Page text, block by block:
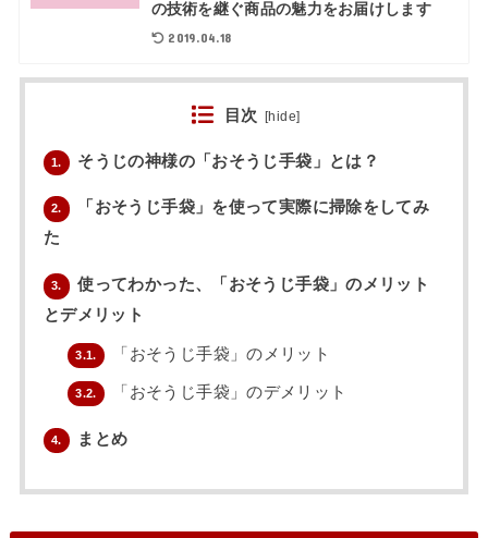
の技術を継ぐ商品の魅力をお届けします
2019.04.18
目次 [hide]
1. そうじの神様の「おそうじ手袋」とは？
2.
「おそうじ手袋」を使って実際に掃除をしてみ
た
3.
使ってわかった、「おそうじ手袋」のメリット
とデメリット
3.1. 「おそうじ手袋」のメリット
3.2. 「おそうじ手袋」のデメリット
4. まとめ